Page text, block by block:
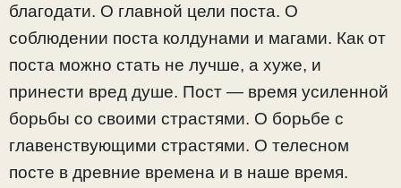
благодати. О главной цели поста. О
соблюдении поста колдунами и магами. Как от
поста можно стать не лучше, а хуже, и
принести вред душе. Пост — время усиленной
борьбы со своими страстями. О борьбе с
главенствующими страстями. О телесном
посте в древние времена и в наше время.